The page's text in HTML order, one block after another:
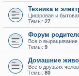
Техника и
Цифровая и
Темы: 27
Форум
Все о выращивание
Темы: 9
Домашние
Все о друзьях
Темы: 80